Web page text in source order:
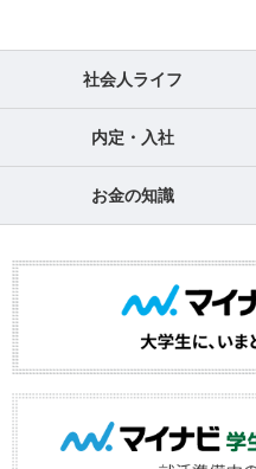
社会人ライフ
内定・入社
お金の知識